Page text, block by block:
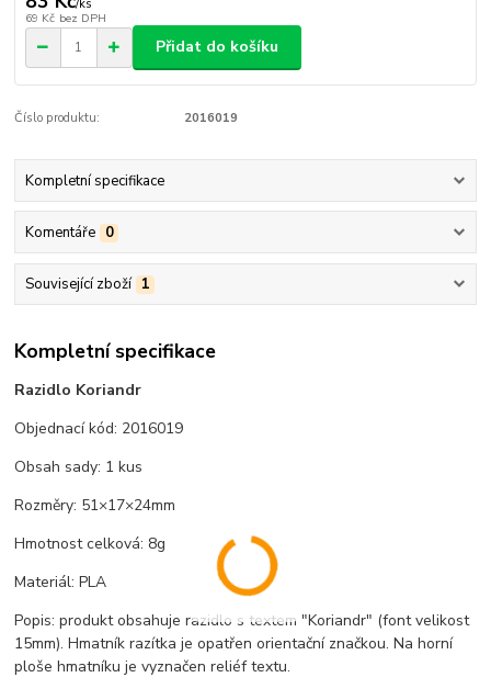
/ks
69 Kč bez DPH
Přidat do košíku
Číslo produktu: 2016019
Kompletní specifikace
Komentáře 0
Související zboží 1
Kompletní specifikace
Razidlo Koriandr
Objednací kód: 2016019
Obsah sady: 1 kus
Rozměry: 51×17×24mm
Hmotnost celková: 8g
Materiál: PLA
Popis: produkt obsahuje razidlo s textem "Koriandr" (font velikost
15mm). Hmatník razítka je opatřen orientační značkou. Na horní
ploše hmatníku je vyznačen reliéf textu.